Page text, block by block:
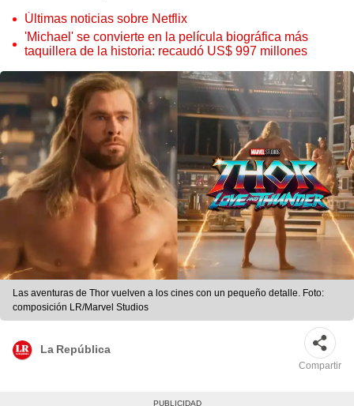
Últimas noticias sobre Netflix
'Michael' se convierte en la película biográfica más
taquillera de la historia: recaudó US$ 997 millones
Las aventuras de Thor vuelven a los cines con un pequeño detalle. Foto:
composición LR/Marvel Studios
La República
Compartir